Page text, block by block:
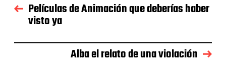
Películas de Animación que deberías haber
visto ya
Alba el relato de una violación